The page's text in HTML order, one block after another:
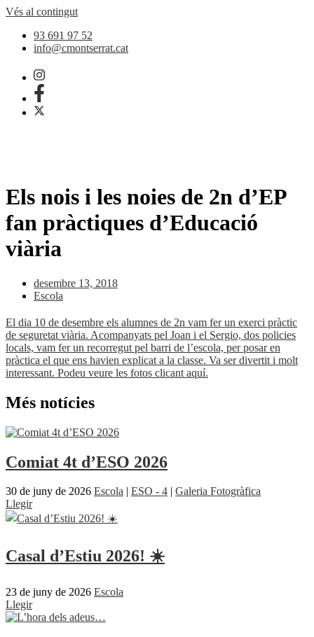
Vés al contingut
93 691 97 52
info@cmontserrat.cat
Els nois i les noies de 2n d’EP
fan pràctiques d’Educació
viària
desembre 13, 2018
Escola
El dia 10 de desembre els alumnes de 2n vam fer un exerci pràctic
de seguretat viària. Acompanyats pel Joan i el Sergio, dos policies
locals, vam fer un recorregut pel barri de l’escola, per posar en
pràctica el que ens havien explicat a la classe. Va ser divertit i molt
interessant. Podeu veure les fotos clicant aquí.
Més notícies
Comiat 4t d’ESO 2026
30 de juny de 2026 Escola ESO - 4
Galeria Fotogràfica
Llegir
Casal d’Estiu 2026! ☀️
23 de juny de 2026 Escola
Llegir